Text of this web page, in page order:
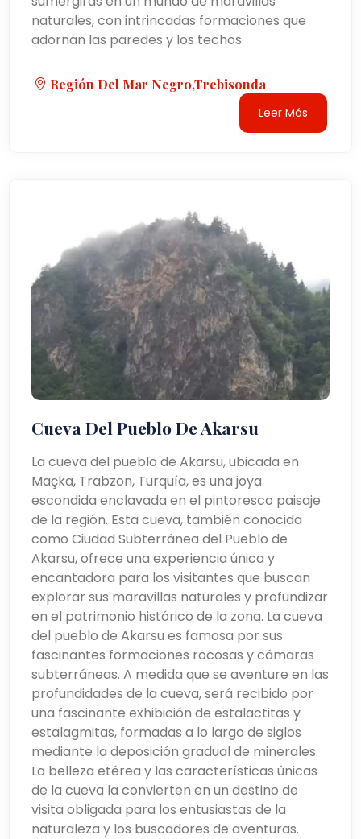
naturales, con intrincadas formaciones que
adornan las paredes y los techos.
Región Del Mar Negro,Trebisonda
Leer Más
Cueva Del Pueblo De Akarsu
La cueva del pueblo de Akarsu, ubicada en
Maçka, Trabzon, Turquía, es una joya
escondida enclavada en el pintoresco paisaje
de la región. Esta cueva, también conocida
como Ciudad Subterránea del Pueblo de
Akarsu, ofrece una experiencia única y
encantadora para los visitantes que buscan
explorar sus maravillas naturales y profundizar
en el patrimonio histórico de la zona. La cueva
del pueblo de Akarsu es famosa por sus
fascinantes formaciones rocosas y cámaras
subterráneas. A medida que se aventure en las
profundidades de la cueva, será recibido por
una fascinante exhibición de estalactitas y
estalagmitas, formadas a lo largo de siglos
mediante la deposición gradual de minerales.
La belleza etérea y las características únicas
de la cueva la convierten en un destino de
visita obligada para los entusiastas de la
naturaleza y los buscadores de aventuras.